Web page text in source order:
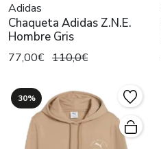
Adidas
Chaqueta Adidas Z.N.E.
Hombre Gris
77,00€ 110,0€
30%